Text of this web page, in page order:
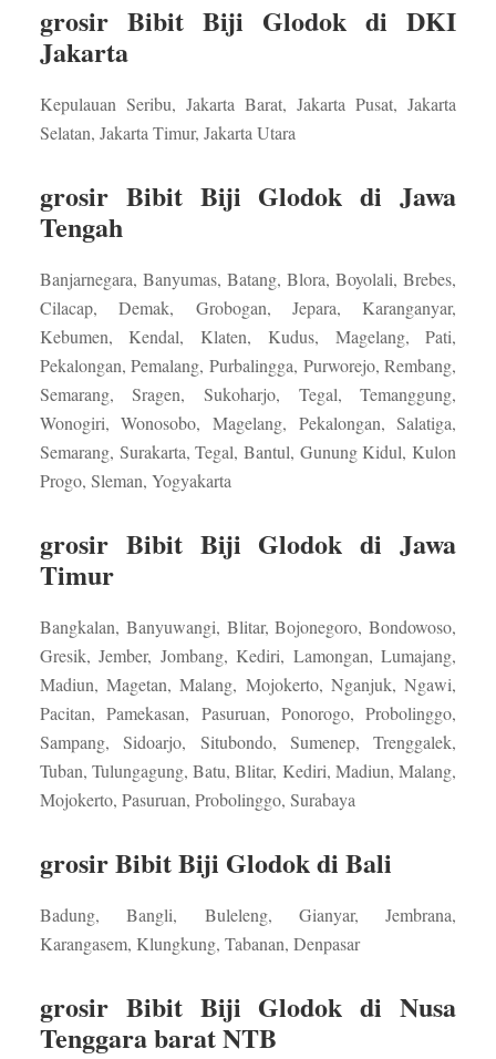
grosir Bibit Biji Glodok di DKI
Jakarta
Kepulauan Seribu, Jakarta Barat, Jakarta Pusat, Jakarta
Selatan, Jakarta Timur, Jakarta Utara
grosir Bibit Biji Glodok di Jawa
Tengah
Banjarnegara, Banyumas, Batang, Blora, Boyolali, Brebes,
Cilacap, Demak, Grobogan, Jepara, Karanganyar,
Kebumen, Kendal, Klaten, Kudus, Magelang, Pati,
Pekalongan, Pemalang, Purbalingga, Purworejo, Rembang,
Semarang, Sragen, Sukoharjo, Tegal, Temanggung,
Wonogiri, Wonosobo, Magelang, Pekalongan, Salatiga,
Semarang, Surakarta, Tegal, Bantul, Gunung Kidul, Kulon
Progo, Sleman, Yogyakarta
grosir Bibit Biji Glodok di Jawa
Timur
Bangkalan, Banyuwangi, Blitar, Bojonegoro, Bondowoso,
Gresik, Jember, Jombang, Kediri, Lamongan, Lumajang,
Madiun, Magetan, Malang, Mojokerto, Nganjuk, Ngawi,
Pacitan, Pamekasan, Pasuruan, Ponorogo, Probolinggo,
Sampang, Sidoarjo, Situbondo, Sumenep, Trenggalek,
Tuban, Tulungagung, Batu, Blitar, Kediri, Madiun, Malang,
Mojokerto, Pasuruan, Probolinggo, Surabaya
grosir Bibit Biji Glodok di Bali
Badung, Bangli, Buleleng, Gianyar, Jembrana,
Karangasem, Klungkung, Tabanan, Denpasar
grosir Bibit Biji Glodok di Nusa
Tenggara barat NTB